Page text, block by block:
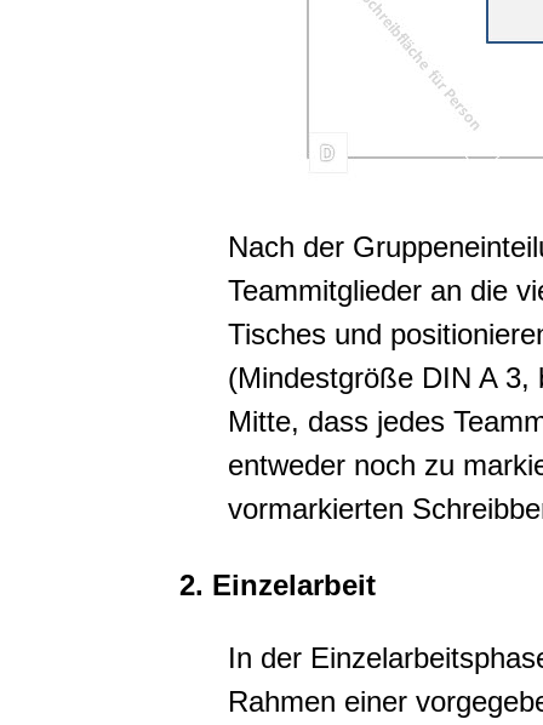
Nach der
Teammitglieder an die
Tisches und
(Mindestgröße DIN A 3,
Mitte, dass jedes
entweder noch zu
vormarkierten
2. Einzelarbeit
In der
Rahmen einer